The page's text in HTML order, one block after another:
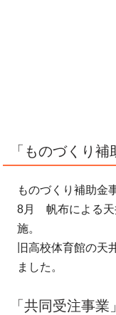
「ものづくり補
ものづくり補助金
8月 帆布による天
施。
旧高校体育館の天
ました。
「共同受注事業」